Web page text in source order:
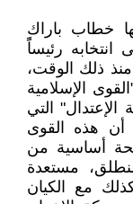
خطاب باراك
انتخابه رئيساًً
منذ ذلك الوقت،
الإسلامية
التي
أن هذه القوى
أساسية من
مستعدة
مع الكيان